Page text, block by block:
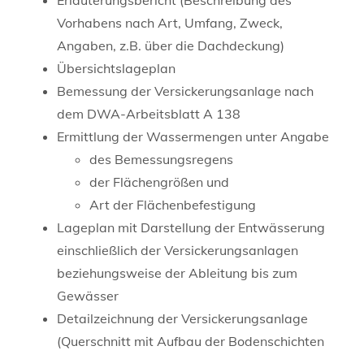
Vorhabens nach Art, Umfang, Zweck,
Angaben, z.B. über die Dachdeckung)
Übersichtslageplan
Bemessung der Versickerungsanlage nach
dem DWA-Arbeitsblatt A 138
Ermittlung der Wassermengen unter Angabe
des Bemessungsregens
der Flächengrößen und
Art der Flächenbefestigung
Lageplan mit Darstellung der Entwässerung
einschließlich der Versickerungsanlagen
beziehungsweise der Ableitung bis zum
Gewässer
Detailzeichnung der Versickerungsanlage
(Querschnitt mit Aufbau der Bodenschichten